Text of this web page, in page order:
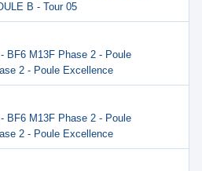
B - Tour 05
BF6 M13F Phase 2 - Poule
2 - Poule Excellence
BF6 M13F Phase 2 - Poule
2 - Poule Excellence